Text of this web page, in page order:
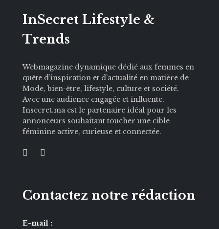
InSecret Lifestyle &
Trends
Webmagazine dynamique dédié aux femmes en
quête d’inspiration et d’actualité en matière de
Mode, bien-être, lifestyle, culture et société.
Avec une audience engagée et influente,
Insecret.ma est le partenaire idéal pour les
annonceurs souhaitant toucher une cible
féminine active, curieuse et connectée.
Contactez notre rédaction
E-mail :